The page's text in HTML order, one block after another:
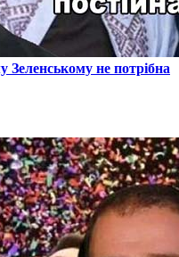
Зеленському не потрібна